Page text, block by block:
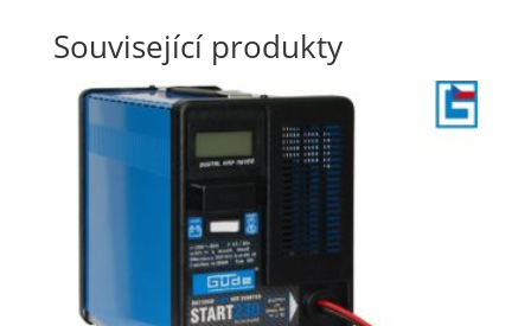
Související produkty